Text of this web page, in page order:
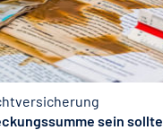
sein sollte